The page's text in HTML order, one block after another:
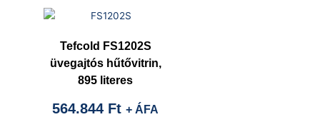
Tefcold FS1202S
üvegajtós hűtővitrin,
895 literes
564.844 Ft + ÁFA